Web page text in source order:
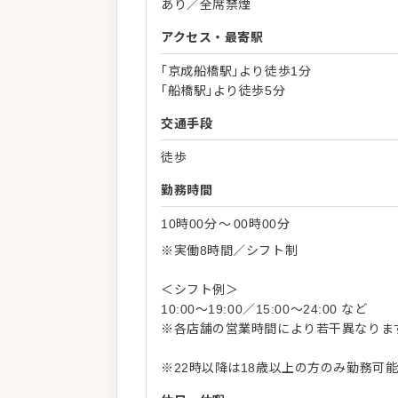
あり／全席禁煙
アクセス・最寄駅
｢京成船橋駅｣より徒歩1分
｢船橋駅｣より徒歩5分
交通手段
徒歩
勤務時間
10時00分〜00時00分
※実働8時間／シフト制
＜シフト例＞
10:00～19:00／15:00～24:00 など
※各店舗の営業時間により若干異なりま
※22時以降は18歳以上の方のみ勤務可能